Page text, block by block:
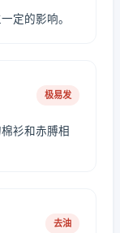
定的影响。
极易发
衫和赤膊相
去油